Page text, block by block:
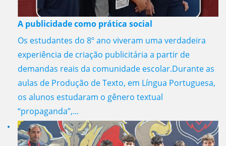
A publicidade como prática social
Os estudantes do 8º ano viveram uma verdadeira
experiência de criação publicitária a partir de
demandas reais da comunidade escolar.Durante as
aulas de Produção de Texto, em Língua Portuguesa,
os alunos estudaram o gênero textual
“propaganda”,...